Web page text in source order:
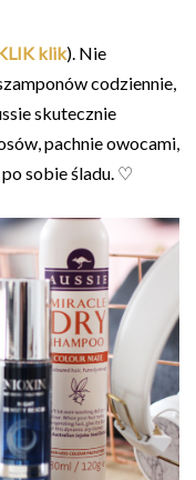
klik). Nie
codziennie,
skutecznie
pachnie owocami,
sobie śladu. ♡